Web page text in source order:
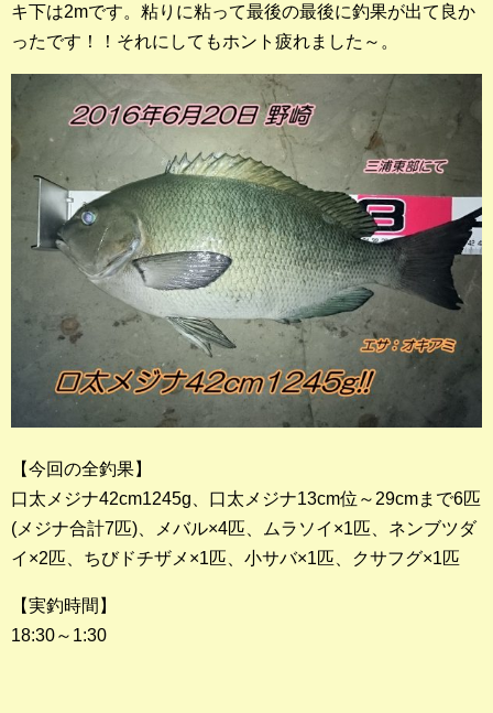
キ下は2mです。粘りに粘って最後の最後に釣果が出て良か
ったです！！それにしてもホント疲れました～。
【今回の全釣果】
口太メジナ42cm1245g、口太メジナ13cm位～29cmまで6匹
(メジナ合計7匹)、メバル×4匹、ムラソイ×1匹、ネンブツダ
イ×2匹、ちびドチザメ×1匹、小サバ×1匹、クサフグ×1匹
【実釣時間】
18:30～1:30